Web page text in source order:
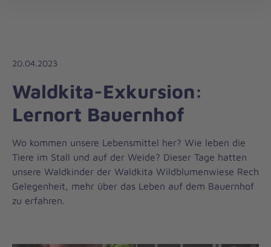
Leben
20.04.2023
Waldkita-Exkursion:
Lernort Bauernhof
Wo kommen unsere Lebensmittel her? Wie leben die
Tiere im Stall und auf der Weide? Dieser Tage hatten
unsere Waldkinder der Waldkita Wildblumenwiese Rech
Gelegenheit, mehr über das Leben auf dem Bauernhof
zu erfahren.